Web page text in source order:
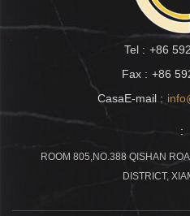
Tel : +86
Fax : +86
CasaE-mail :
:
ROOM 805,NO.388 QISHAN
DISTRICT,